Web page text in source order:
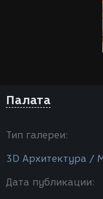
Палата
Тип галереи:
3D Архитектура /
Дата публикации: